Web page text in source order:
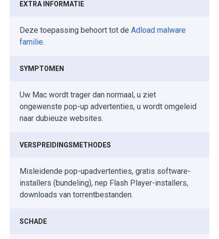
EXTRA INFORMATIE
Deze toepassing behoort tot de Adload malware
familie.
SYMPTOMEN
Uw Mac wordt trager dan normaal, u ziet
ongewenste pop-up advertenties, u wordt omgeleid
naar dubieuze websites.
VERSPREIDINGSMETHODES
Misleidende pop-upadvertenties, gratis software-
installers (bundeling), nep Flash Player-installers,
downloads van torrentbestanden.
SCHADE